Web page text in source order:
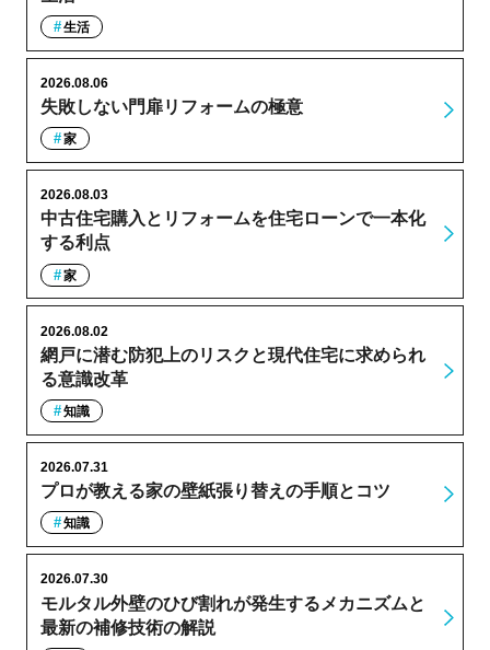
生活
失敗しない門扉リフォームの極意
2026.08.06
家
中古住宅購入とリフォームを住宅ローンで一本化
する利点
2026.08.03
家
網戸に潜む防犯上のリスクと現代住宅に求められ
る意識改革
2026.08.02
知識
プロが教える家の壁紙張り替えの手順とコツ
2026.07.31
知識
モルタル外壁のひび割れが発生するメカニズムと
最新の補修技術の解説
2026.07.30